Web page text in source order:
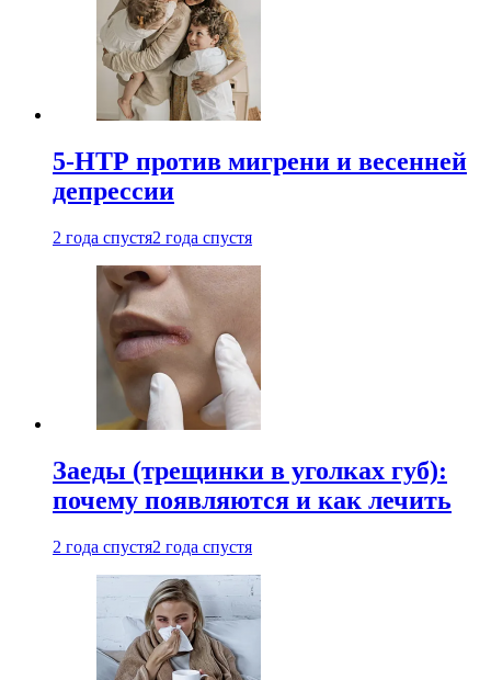
5-НТР против мигрени и весенней
депрессии
2 года спустя2 года спустя
Заеды (трещинки в уголках губ):
почему появляются и как лечить
2 года спустя2 года спустя